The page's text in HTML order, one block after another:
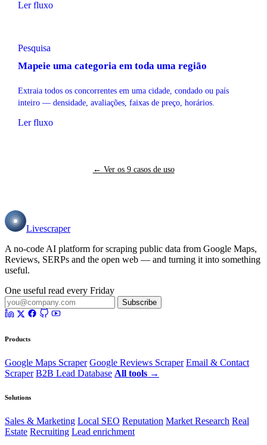
Ler fluxo
Pesquisa
Mapeie uma categoria em toda uma região
Extraia todos os concorrentes em uma cidade, condado ou país
inteiro — densidade, avaliações, faixas de preço, horários.
Ler fluxo
← Ver os 9 casos de uso
Livescraper
A no-code AI platform for scraping public data from Google Maps,
Reviews, SERPs and the open web — and turning it into something
useful.
One useful read every Friday
Subscribe
Products
Google Maps Scraper Google Reviews Scraper Email & Contact
Scraper B2B Lead Database All tools →
Solutions
Sales & Marketing Local SEO Reputation Market Research Real
Estate Recruiting Lead enrichment